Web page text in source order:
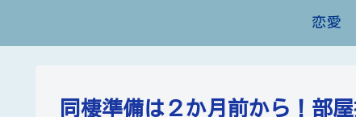
恋愛
同棲準備は２か月前から！部